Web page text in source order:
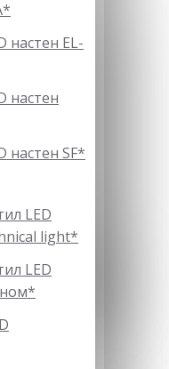
настен EL-
настен
настен SF*
LED
light*
LED